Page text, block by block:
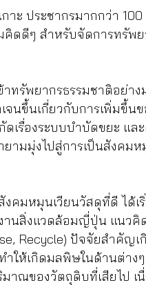
าะ ประชากรมากกว่า
ดดีๆ สำหรับจัดการทรัพย
รัพยากรธรรมชาติอย่าง
นขึ้นเกี่ยวกับการเพิ่มขึ้น
ดเรื่องระบบบำบัดขยะ แ
มมุ่งไปสู่การเป็นสังคมห
งคมหมุนเวียนวัสดุที่ดี ได้เ
านสิ่งแวดล้อมญี่ปุ่น แนวคิ
Recycle) ปัจจัยสำคัญเ
ให้เกิดมลพิษในด้านต่าง
าณของวัตถุดิบที่เสียไป เ